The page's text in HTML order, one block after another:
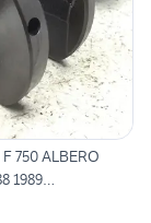
750 ALBERO
1989